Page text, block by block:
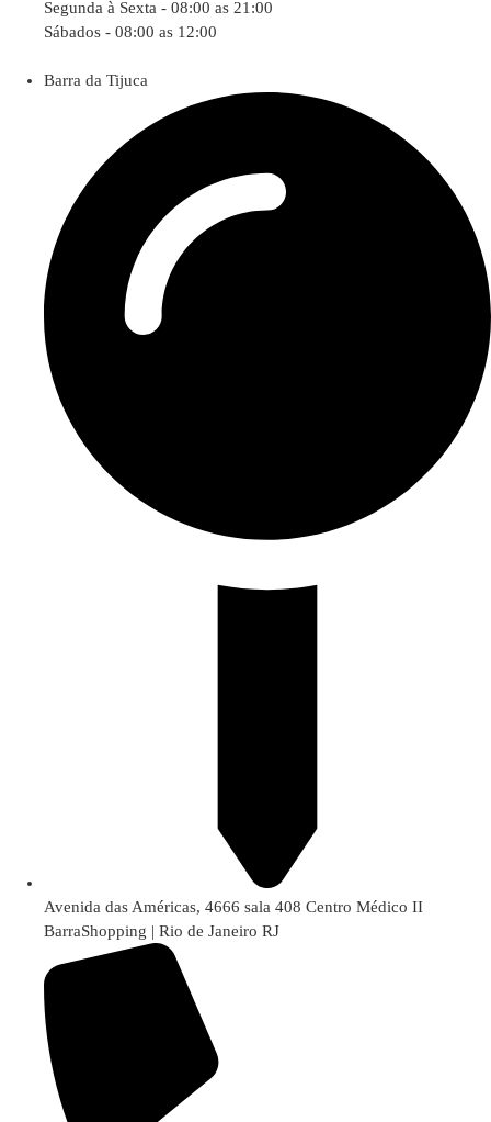
Segunda à Sexta - 08:00 as 21:00
Sábados - 08:00 as 12:00
Barra da Tijuca
Avenida das Américas, 4666 sala 408 Centro Médico II
BarraShopping | Rio de Janeiro RJ